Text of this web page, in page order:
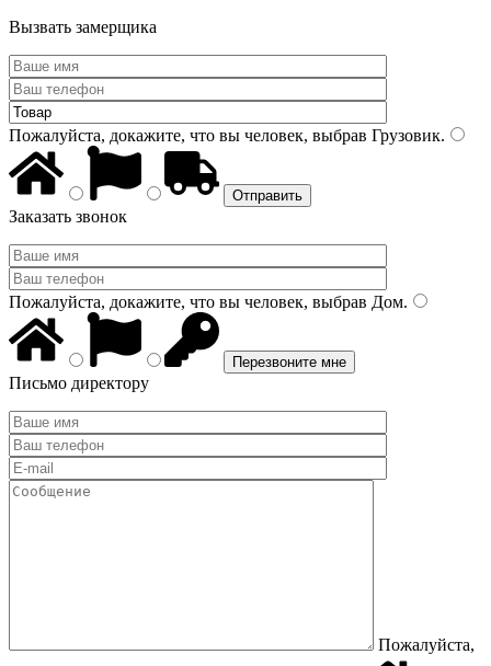
Вызвать замерщика
Пожалуйста, докажите, что вы человек, выбрав Грузовик.
Заказать звонок
Пожалуйста, докажите, что вы человек, выбрав Дом.
Письмо директору
Пожалуйста,